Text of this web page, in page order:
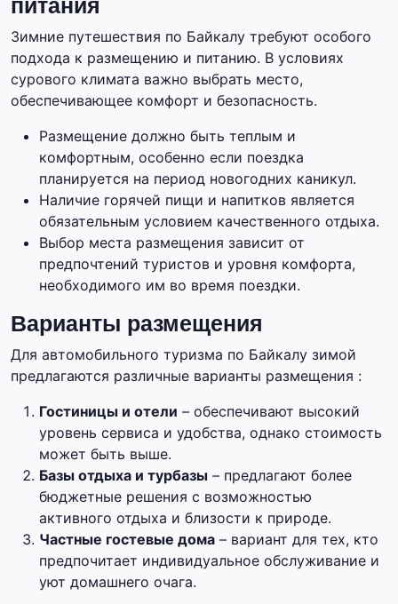
питания
Зимние путешествия по Байкалу требуют особого
подхода к размещению и питанию. В условиях
сурового климата важно выбрать место,
обеспечивающее комфорт и безопасность.
Размещение должно быть теплым и
комфортным, особенно если поездка
планируется на период новогодних каникул.
Наличие горячей пищи и напитков является
обязательным условием качественного отдыха.
Выбор места размещения зависит от
предпочтений туристов и уровня комфорта,
необходимого им во время поездки.
Варианты размещения
Для автомобильного туризма по Байкалу зимой
предлагаются различные варианты размещения :
Гостиницы и отели – обеспечивают высокий
уровень сервиса и удобства, однако стоимость
может быть выше.
Базы отдыха и турбазы – предлагают более
бюджетные решения с возможностью
активного отдыха и близости к природе.
Частные гостевые дома – вариант для тех, кто
предпочитает индивидуальное обслуживание и
уют домашнего очага.